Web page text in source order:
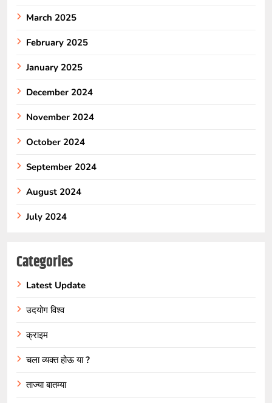
March 2025
February 2025
January 2025
December 2024
November 2024
October 2024
September 2024
August 2024
July 2024
Categories
Latest Update
उदयोग विश्व
क्राइम
चला व्यक्त होऊ या ?
ताज्या बातम्या